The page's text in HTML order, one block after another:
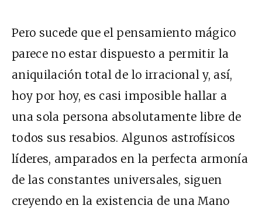
Pero sucede que el pensamiento mágico
parece no estar dispuesto a permitir la
aniquilación total de lo irracional y, así,
hoy por hoy, es casi imposible hallar a
una sola persona absolutamente libre de
todos sus resabios. Algunos astrofísicos
líderes, amparados en la perfecta armonía
de las constantes universales, siguen
creyendo en la existencia de una Mano